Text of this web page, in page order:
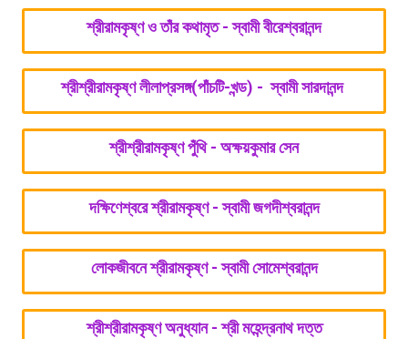
শ্রীরামকৃষ্ণ ও তাঁর কথামৃত - স্বামী বীরেশ্বরানন্দ
শ্রীশ্রীরামকৃষ্ণ লীলাপ্রসঙ্গ(পাঁচটি-খন্ড) - স্বামী সারদানন্দ
শ্রীশ্রীরামকৃষ্ণ পুঁথি - অক্ষয়কুমার সেন
দক্ষিণেশ্বরে শ্রীরামকৃষ্ণ - স্বামী জগদীশ্বরানন্দ
লোকজীবনে শ্রীরামকৃষ্ণ - স্বামী সোমেশ্বরানন্দ
শ্রীশ্রীরামকৃষ্ণ অনুধ্যান - শ্রী মহেন্দ্রনাথ দত্ত